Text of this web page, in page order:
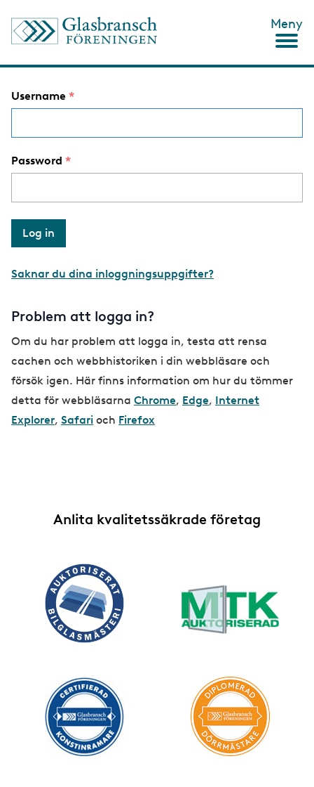
Meny
Username
Password
Saknar du dina inloggningsuppgifter?
Problem att logga in?
Om du har problem att logga in, testa att rensa
cachen och webbhistoriken i din webbläsare och
försök igen. Här finns information om hur du tömmer
detta för webbläsarna Chrome, Edge, Internet
Explorer, Safari och Firefox
Anlita kvalitetssäkrade företag